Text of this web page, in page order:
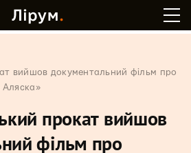
вийшов документальний фільм про
Аляска»
прокат вийшов
фільм про